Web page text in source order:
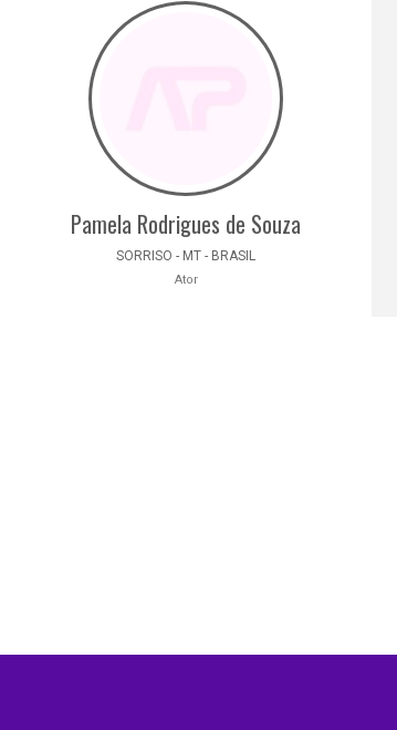
Pamela Rodrigues de Souza
SORRISO - MT - BRASIL
Ator